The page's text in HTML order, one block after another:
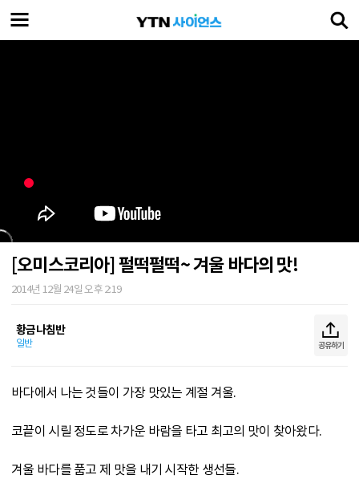
[오미스코리아] 펄떡펄떡~ 겨울 바다의 맛!
2014년 12월 24일 오후 2:19
황금나침반
일반 공유하기
바다에서 나는 것들이 가장 맛있는 계절 겨울.
코끝이 시릴 정도로 차가운 바람을 타고 최고의 맛이 찾아왔다.
겨울 바다를 품고 제 맛을 내기 시작한 생선들.